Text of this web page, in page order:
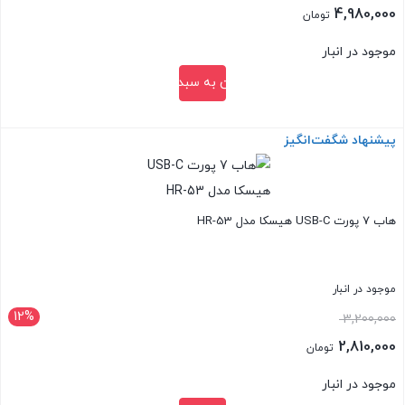
اصلی:
بود.
4,980,000 تومان
موجود در انبار
افزودن به سبد خرید
بستن
پیشنهاد شگفت‌انگیز
هاب 7 پورت USB-C هیسکا مدل HR-53
موجود در انبار
12% 3,200,000قیمت
اصلی:
بود.
2,810,000 تومان
موجود در انبار